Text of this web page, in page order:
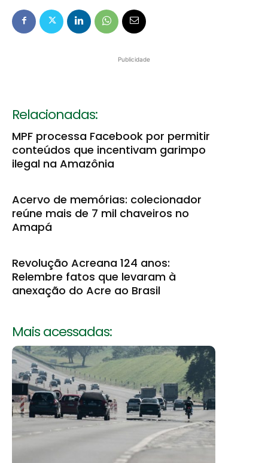
Publicidade
Relacionadas:
MPF processa Facebook por permitir
conteúdos que incentivam garimpo
ilegal na Amazônia
Acervo de memórias: colecionador
reúne mais de 7 mil chaveiros no
Amapá
Revolução Acreana 124 anos:
Relembre fatos que levaram à
anexação do Acre ao Brasil
Mais acessadas: